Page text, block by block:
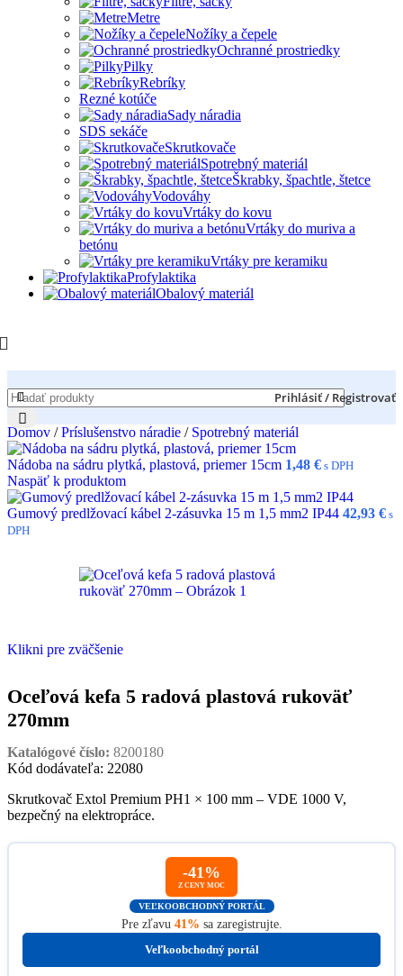
Metre
Nožíky a čepele
Ochranné prostriedky
Pilky
Rebríky
Rezné kotúče
Sady náradia
SDS sekáče
Skrutkovače
Spotrebný materiál
Škrabky, špachtle, štetce
Vodováhy
Vrtáky do kovu
Vrtáky do muriva a
betónu
Vrtáky pre keramiku
Profylaktika
Obalový materiál
Prihlásiť / Registrovať
Domov / Príslušenstvo náradie / Spotrebný materiál
Nádoba na sádru plytká, plastová, priemer 15cm 1,48 € s DPH
Naspäť k produktom
Gumový predlžovací kábel 2-zásuvka 15 m 1,5 mm2 IP44 42,93 € s
DPH
Klikni pre zväčšenie
Oceľová kefa 5 radová plastová rukoväť
270mm
Katalógové číslo: 8200180
Kód dodávateľa: 22080
Skrutkovač Extol Premium PH1 × 100 mm – VDE 1000 V,
bezpečný na elektropráce.
-41%
Z CENY MOC
VEĽKOOBCHODNÝ PORTÁL
Pre zľavu 41% sa zaregistrujte.
Veľkoobchodný portál